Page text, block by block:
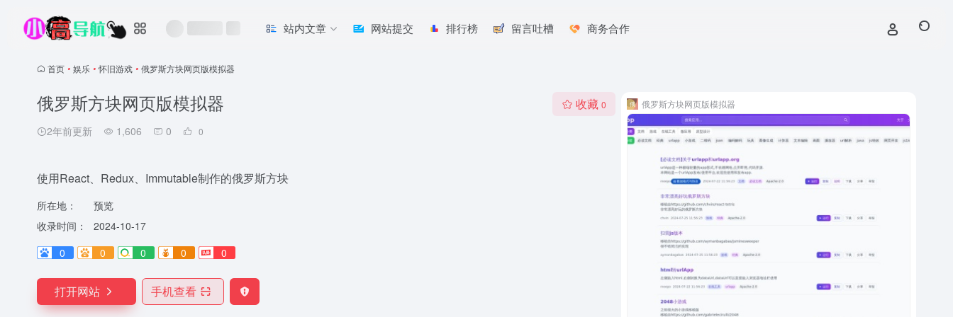
站内文章 网站提交 排行榜 留言吐槽 商务合作
首页 • 娱乐 • 怀旧游戏 • 俄罗斯方块网页版模拟器
俄罗斯方块网页版模拟器
2年前更新 1,606 0 0
收藏 0
使用React、Redux、Immutable制作的俄罗斯方块
所在地：
预览
收录时间：
2024-10-17
0
0 0 0 0
打开网站 手机查看
俄罗斯方块网页版模拟器